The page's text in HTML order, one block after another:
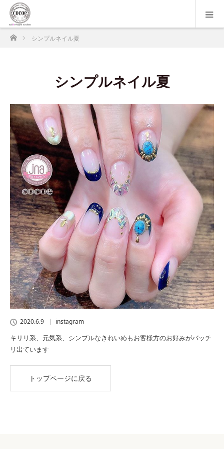
ホームシンプルネイル夏
シンプルネイル夏
2020.6.9 instagram
キリリ系、元気系、シンプルなきれいめもお客様方のお好みがバッチ
リ出ています
トップページに戻る